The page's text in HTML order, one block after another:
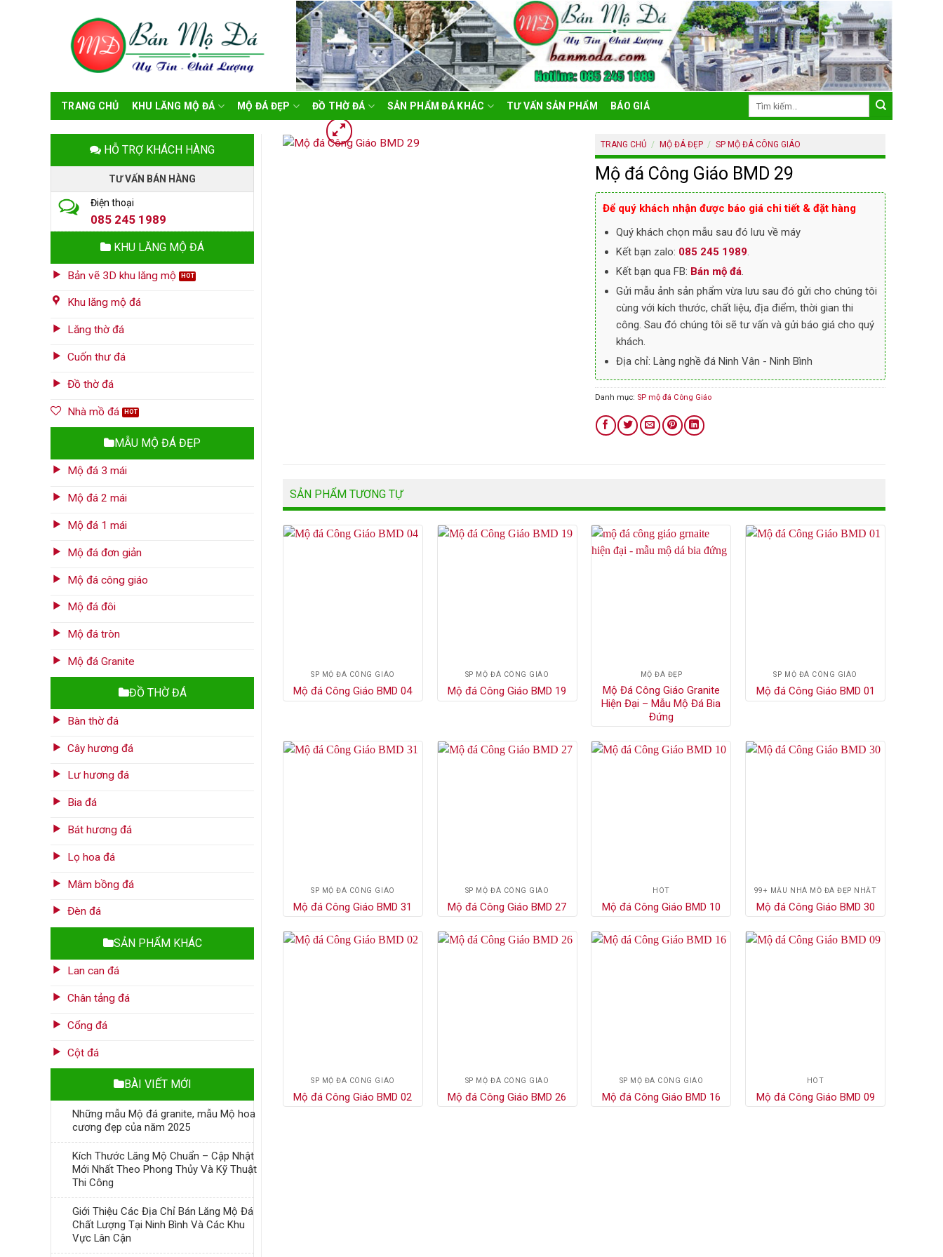
content
TRANG CHỦ KHU LĂNG MỘ ĐÁ MỘ ĐÁ ĐẸP ĐỒ THỜ ĐÁ SẢN PHẨM ĐÁ KHÁC TƯ VẤN SẢN PHẨM BÁO GIÁ
Tìm
HỖ TRỢ KHÁCH HÀNG
TƯ VẤN BÁN HÀNG
Điện thoại
085 245 1989
KHU LĂNG MỘ ĐÁ
Bản vẽ 3D khu lăng mộ
Khu lăng mộ đá
Lăng thờ đá
Cuốn thư đá
Đồ thờ đá
Nhà mồ đá
MẪU MỘ ĐÁ ĐẸP
Mộ đá 3 mái
Mộ đá 2 mái
Mộ đá 1 mái
Mộ đá đơn giản
Mộ đá công giáo
Mộ đá đôi
Mộ đá tròn
Mộ đá Granite
ĐỒ THỜ ĐÁ
Bàn thờ đá
Cây hương đá
Lư hương đá
Bia đá
Bát hương đá
Lọ hoa đá
Mâm bồng đá
Đèn đá
SẢN PHẨM KHÁC
Lan can đá
Chân tảng đá
Cổng đá
Cột đá
BÀI VIẾT MỚI
Những mẫu Mộ đá granite, mẫu Mộ hoa
cương đẹp của năm 2025
Kích Thước Lăng Mộ Chuẩn – Cập Nhật
Mới Nhất Theo Phong Thủy Và Kỹ Thuật
Thi Công
Giới Thiệu Các Địa Chỉ Bán Lăng Mộ Đá
Chất Lượng Tại Ninh Bình Và Các Khu
Vực Lân Cận
TRANG CHỦ / MỘ ĐÁ ĐẸP / SP MỘ ĐÁ CÔNG GIÁO
Mộ đá Công Giáo BMD 29
Để quý khách nhận được báo giá chi tiết & đặt hàng
Quý khách chọn mẫu sau đó lưu về máy
Kết bạn zalo: 085 245 1989.
Kết bạn qua FB: Bán mộ đá.
Gửi mẫu ảnh sản phẩm vừa lưu sau đó gửi cho chúng tôi
cùng với kích thước, chất liệu, địa điểm, thời gian thi
công. Sau đó chúng tôi sẽ tư vấn và gửi báo giá cho quý
khách.
Địa chỉ: Làng nghề đá Ninh Vân - Ninh Bình
Danh mục: SP mộ đá Công Giáo
SẢN PHẨM TƯƠNG TỰ
SP MỘ ĐÁ CÔNG GIÁO
Mộ đá Công Giáo BMD 04
SP MỘ ĐÁ CÔNG GIÁO
Mộ đá Công Giáo BMD 19
MỘ ĐÁ ĐẸP
Mộ Đá Công Giáo Granite
Hiện Đại – Mẫu Mộ Đá Bia
Đứng
SP MỘ ĐÁ CÔNG GIÁO
Mộ đá Công Giáo BMD 01
SP MỘ ĐÁ CÔNG GIÁO
Mộ đá Công Giáo BMD 31
SP MỘ ĐÁ CÔNG GIÁO
Mộ đá Công Giáo BMD 27
HÓT
Mộ đá Công Giáo BMD 10
99+ MẪU NHÀ MỒ ĐÁ ĐẸP NHẤT
Mộ đá Công Giáo BMD 30
SP MỘ ĐÁ CÔNG GIÁO
Mộ đá Công Giáo BMD 02
SP MỘ ĐÁ CÔNG GIÁO
Mộ đá Công Giáo BMD 26
SP MỘ ĐÁ CÔNG GIÁO
Mộ đá Công Giáo BMD 16
HÓT
Mộ đá Công Giáo BMD 09